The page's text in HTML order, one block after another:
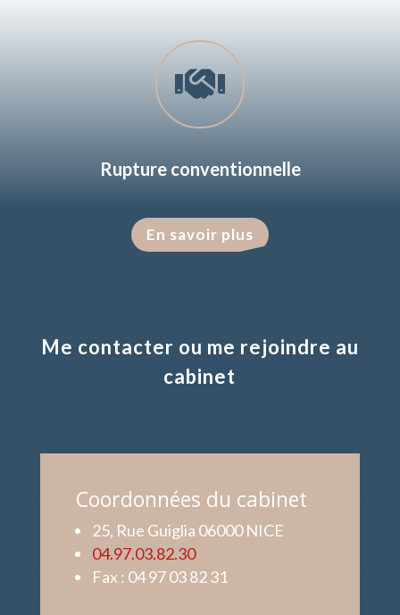

Rupture conventionnelle
En savoir plus
Me contacter ou me rejoindre au
cabinet
Coordonnées du cabinet
25, Rue Guiglia 06000 NICE
04.97.03.82.30
Fax : 04 97 03 82 31